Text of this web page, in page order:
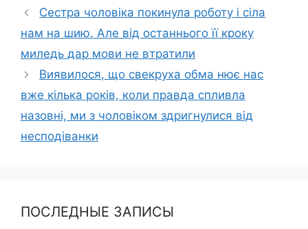
Сестра чоловіка покинула роботу і сіла
нам на шию. Але від останнього її кроку
миледь дар мови не втратили
Виявилося, що свекруха обма нює нас
вже кілька років, коли правда спливла
назовні, ми з чоловіком здригнулися від
несподіванки
ПОСЛЕДНЫЕ ЗАПИСЫ